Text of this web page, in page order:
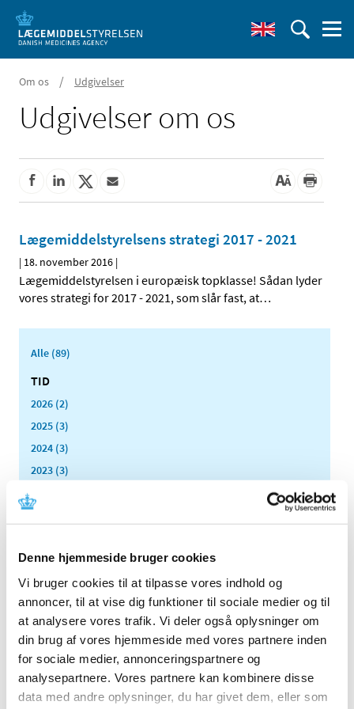
Denne hjemmeside bruger cookies
Vi bruger cookies til at tilpasse vores indhold og
annoncer, til at vise dig funktioner til sociale medier og til
at analysere vores trafik. Vi deler også oplysninger om
din brug af vores hjemmeside med vores partnere inden
for sociale medier, annonceringspartnere og
analysepartnere. Vores partnere kan kombinere disse
data med andre oplysninger, du har givet dem, eller som
Om os / Udgivelser
Udgivelser om os
Lægemiddelstyrelsens strategi 2017 - 2021
| 18. november 2016 |
Lægemiddelstyrelsen i europæisk topklasse! Sådan lyder
vores strategi for 2017 - 2021, som slår fast, at…
Alle (89)
TID
2026 (2)
2025 (3)
2024 (3)
2023 (3)
2021 (1)
2019 (4)
2018 (5)
2017 (7)
2016 (10)
november (1)
juli (1)
maj (1)